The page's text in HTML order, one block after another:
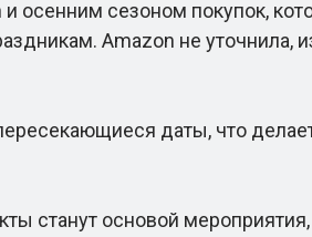
сезоном покупок,
Amazon не уточнила,
даты, что
станут основой